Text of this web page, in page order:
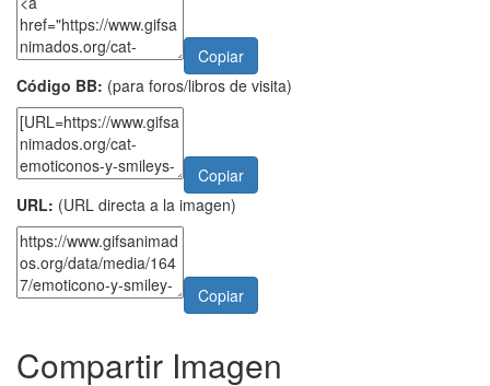
Copiar
Código BB: (para foros/libros de visita)
Copiar
URL: (URL directa a la imagen)
Copiar
Compartir Imagen